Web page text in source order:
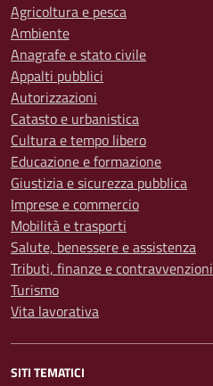
Agricoltura e pesca
Ambiente
Anagrafe e stato civile
Appalti pubblici
Autorizzazioni
Catasto e urbanistica
Cultura e tempo libero
Educazione e formazione
Giustizia e sicurezza pubblica
Imprese e commercio
Mobilità e trasporti
Salute, benessere e assistenza
Tributi, finanze e contravvenzioni
Turismo
Vita lavorativa
SITI TEMATICI